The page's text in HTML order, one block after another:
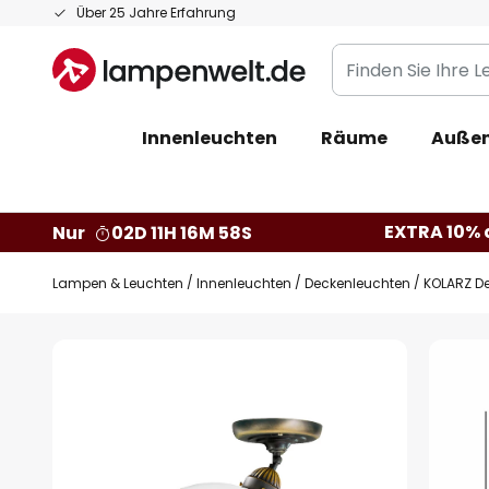
Über 25 Jahre Erfahrung
Zum
springen
Finden
Sie
Leuchte...
Innenleuchten Räume
Nur
02D 11H 16M 57S EXTRA
Lampen & Leuchten Innenleuchten Deckenleuchten KOLARZ